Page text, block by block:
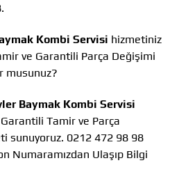
Kombi Servisi hizmetiniz
ve Garantili Parça Değişimi
musunuz?
Baymak Kombi Servisi
Tamir ve Parça
sunuyoruz. 0212 472 98 98
Numaramızdan Ulaşıp Bilgi